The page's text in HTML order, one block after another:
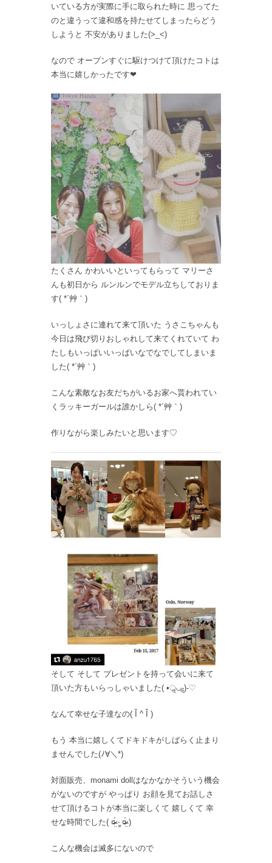
いている方が実際に手に取られた時に 思ってた
のと違うって違和感を持たせてしまったらどう
しようと 不安がありました(>_<)
なので オープンすぐに駆けつけて頂けたコトは
本当に嬉しかったです❤︎
たくさん かわいいといってもらって マリーさ
んも初日から ルンルンでモデル立ちしておりま
す( *´艸｀)
いっしょさに連れて来て頂いた うさこちゃんも
今日は飛び切りおしゃれして来てくれていて わ
たしもいっぱいいっぱいなでなでしてしまいま
した( *´艸｀)
こんな素敵なお友だちがいるお家へ貰われてい
くラッキーガールは誰かしら( *´艸｀)
作りながら楽しみたいと思います♡
そして そして プレゼントを持って会いに来て
頂いた方もいらっしゃいました( •ॢ◡-ॢ)-♡
なんて幸せな子達なの( Ĭ ^ Ĭ )
もう 本当に嬉しくてドキドキがしばらく止まり
ませんでした(ﾉ∀＼*)
対面販売、monami dollはなかなかそういう機会
がないのですが やっぱり お顔を見てお話しさ
せて頂けるコトが本当に楽しくて 嬉しくて 幸
せな時間でした( ¤̴̶̷̤́ ‧̫̮ ¤̴̶̷̤̀ )
こんな機会は滅多にないので